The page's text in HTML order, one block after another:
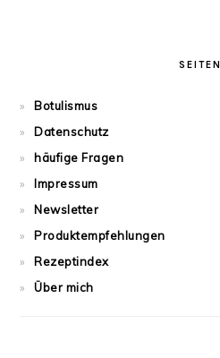
SEITEN
Botulismus
Datenschutz
häufige Fragen
Impressum
Newsletter
Produktempfehlungen
Rezeptindex
Über mich